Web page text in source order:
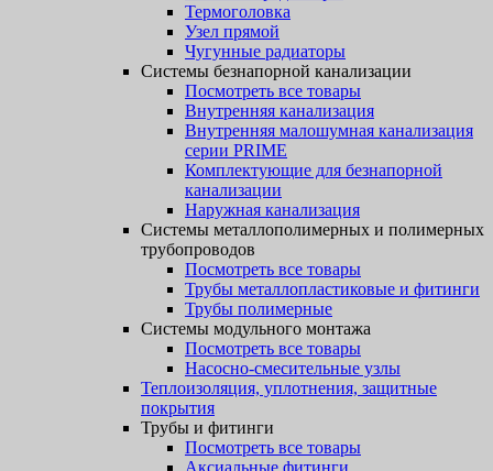
Термоголовка
Узел прямой
Чугунные радиаторы
Системы безнапорной канализации
Посмотреть все товары
Внутренняя канализация
Внутренняя малошумная канализация
серии PRIME
Комплектующие для безнапорной
канализации
Наружная канализация
Системы металлополимерных и полимерных
трубопроводов
Посмотреть все товары
Трубы металлопластиковые и фитинги
Трубы полимерные
Системы модульного монтажа
Посмотреть все товары
Насосно-смесительные узлы
Теплоизоляция, уплотнения, защитные
покрытия
Трубы и фитинги
Посмотреть все товары
Аксиальные фитинги